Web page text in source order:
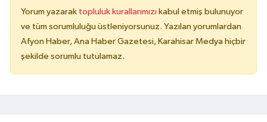
Yorum yazarak topluluk kurallarımızı kabul etmiş bulunuyor
ve tüm sorumluluğu üstleniyorsunuz. Yazılan yorumlardan
Afyon Haber, Ana Haber Gazetesi, Karahisar Medya hiçbir
şekilde sorumlu tutulamaz.